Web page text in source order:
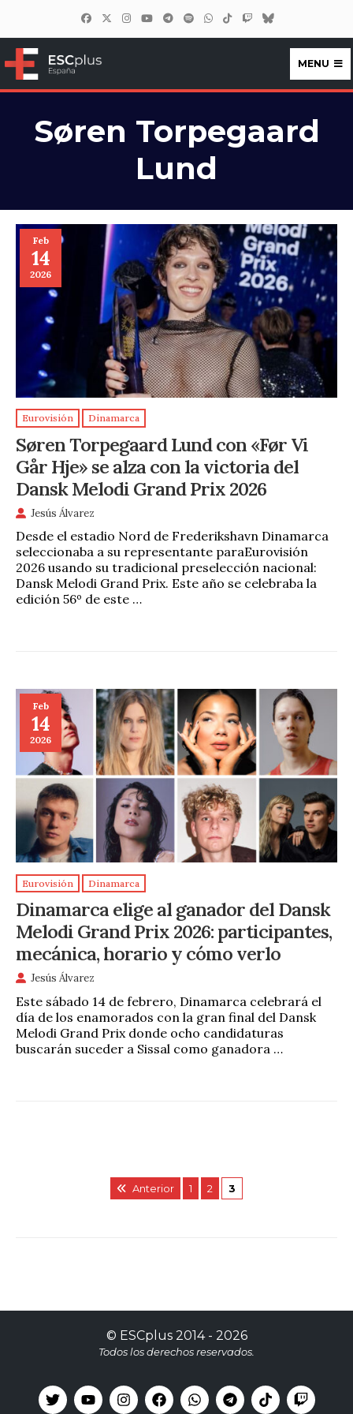
ESCplus España
MENU
Søren Torpegaard
Lund
Feb
14
2026
Eurovisión Dinamarca
Søren Torpegaard Lund con «Før Vi
Går Hje» se alza con la victoria del
Dansk Melodi Grand Prix 2026
Jesús Álvarez
Desde el estadio Nord de Frederikshavn Dinamarca
seleccionaba a su representante paraEurovisión
2026 usando su tradicional preselección nacional:
Dansk Melodi Grand Prix. Este año se celebraba la
edición 56º de este …
Feb
14
2026
Eurovisión Dinamarca
Dinamarca elige al ganador del Dansk
Melodi Grand Prix 2026: participantes,
mecánica, horario y cómo verlo
Jesús Álvarez
Este sábado 14 de febrero, Dinamarca celebrará el
día de los enamorados con la gran final del Dansk
Melodi Grand Prix donde ocho candidaturas
buscarán suceder a Sissal como ganadora …
Anterior 1 2 3
© ESCplus2014 - 2026
Todos los derechos reservados.